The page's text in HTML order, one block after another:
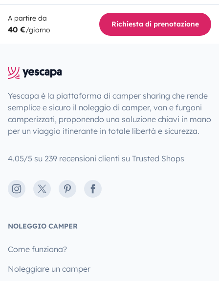
A partire da
40 €/giorno
Richiesta di prenotazione
Yescapa è la piattaforma di camper sharing che rende
semplice e sicuro il noleggio di camper, van e furgoni
camperizzati, proponendo una soluzione chiavi in mano
per un viaggio itinerante in totale libertà e sicurezza.
4.05/5 su 239 recensioni clienti su Trusted Shops
Instagram
X PinterestFacebook
NOLEGGIO CAMPER
Come funziona?
Noleggiare un camper